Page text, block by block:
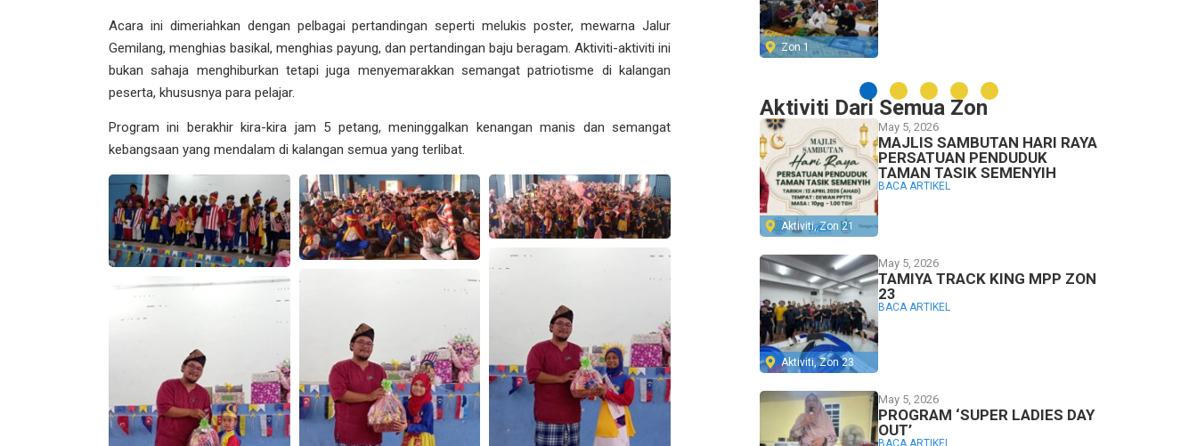
Acara ini dimeriahkan dengan pelbagai pertandingan seperti melukis poster, mewarna Jalur
Gemilang, menghias basikal, menghias payung, dan pertandingan baju beragam. Aktiviti-aktiviti ini
bukan sahaja menghiburkan tetapi juga menyemarakkan semangat patriotisme di kalangan
peserta, khususnya para pelajar.
Program ini berakhir kira-kira jam 5 petang, meninggalkan kenangan manis dan semangat
kebangsaan yang mendalam di kalangan semua yang terlibat.
Zon 1
Aktiviti Dari Semua Zon
Aktiviti,Zon 21
May 5, 2026
MAJLIS SAMBUTAN HARI RAYA
PERSATUAN PENDUDUK
TAMAN TASIK SEMENYIH
BACA ARTIKEL
Aktiviti,Zon 23
May 5, 2026
TAMIYA TRACK KING MPP ZON
23
BACA ARTIKEL
May 5, 2026
PROGRAM ‘SUPER LADIES DAY
OUT’
BACA ARTIKEL